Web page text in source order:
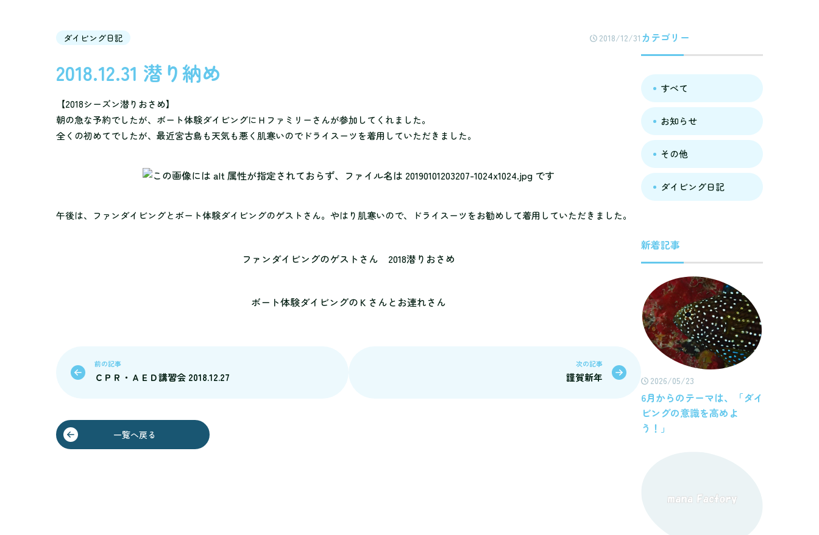
ダイビング日記 2018/12/31
2018.12.31 潜り納め
【2018シーズン潜りおさめ】
朝の急な予約でしたが、ボート体験ダイビングにＨファミリーさんが参加してくれました。
全くの初めてでしたが、最近宮古島も天気も悪く肌寒いのでドライスーツを着用していただきました。
午後は、ファンダイビングとボート体験ダイビングのゲストさん。やはり肌寒いので、ドライスーツをお勧めして着用していただきました。
ファンダイビングのゲストさん 2018潜りおさめ
ボート体験ダイビングのＫさんとお連れさん
前の記事
ＣＰＲ・ＡＥＤ講習会 2018.12.27
次の記事
謹賀新年
一覧へ戻る
カテゴリー
すべて
お知らせ
その他
ダイビング日記
新着記事
2026/05/23
6月からのテーマは、「ダイ
ビングの意識を高めよ
う！」